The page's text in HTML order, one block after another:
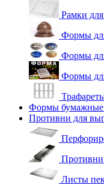
Рамки
Формы
Формы
Формы
Формы бумажные
Противни для
Противни
Листы